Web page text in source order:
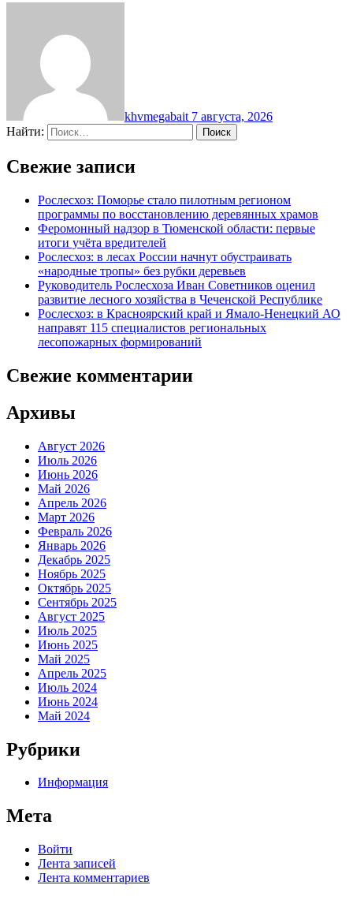
khvmegabait 7 августа, 2026
Найти:
Свежие записи
Рослесхоз: Поморье стало пилотным регионом
программы по восстановлению деревянных храмов
Феромонный надзор в Тюменской области: первые
итоги учёта вредителей
Рослесхоз: в лесах России начнут обустраивать
«народные тропы» без рубки деревьев
Руководитель Рослесхоза Иван Советников оценил
развитие лесного хозяйства в Чеченской Республике
Рослесхоз: в Красноярский край и Ямало-Ненецкий АО
направят 115 специалистов региональных
лесопожарных формирований
Свежие комментарии
Архивы
Август 2026
Июль 2026
Июнь 2026
Май 2026
Апрель 2026
Март 2026
Февраль 2026
Январь 2026
Декабрь 2025
Ноябрь 2025
Октябрь 2025
Сентябрь 2025
Август 2025
Июль 2025
Июнь 2025
Май 2025
Апрель 2025
Июль 2024
Июнь 2024
Май 2024
Рубрики
Информация
Мета
Войти
Лента записей
Лента комментариев